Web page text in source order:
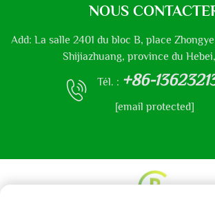
NOUS
Add: La salle 2401 du bloc B, place
Shijiazhuang, province du
Tél. : +86-
[email protected]